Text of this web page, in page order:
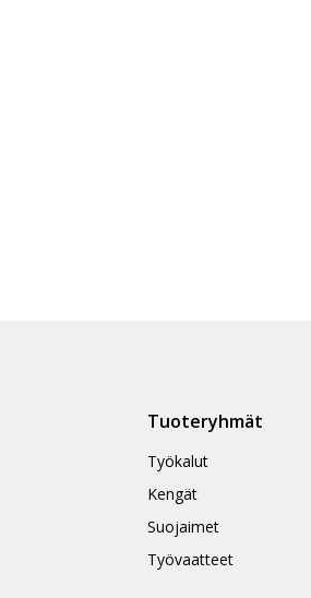
Tuoteryhmät
Työkalut
Kengät
Suojaimet
Työvaatteet